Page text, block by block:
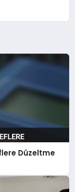
Düzeltme